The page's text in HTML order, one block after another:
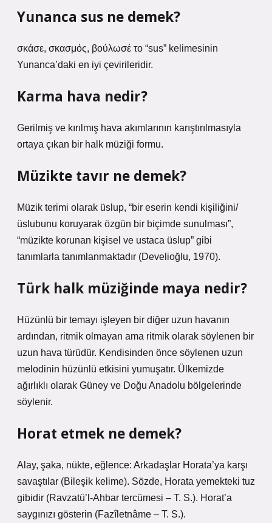
Yunanca sus ne demek?
σκάσε, σκασμός, βούλωσέ το “sus” kelimesinin
Yunanca’daki en iyi çevirileridir.
Karma hava nedir?
Gerilmiş ve kırılmış hava akımlarının karıştırılmasıyla
ortaya çıkan bir halk müziği formu.
Müzikte tavır ne demek?
Müzik terimi olarak üslup, “bir eserin kendi kişiliğini/
üslubunu koruyarak özgün bir biçimde sunulması”,
“müzikte korunan kişisel ve ustaca üslup” gibi
tanımlarla tanımlanmaktadır (Develioğlu, 1970).
Türk halk müziğinde maya nedir?
Hüzünlü bir temayı işleyen bir diğer uzun havanın
ardından, ritmik olmayan ama ritmik olarak söylenen bir
uzun hava türüdür. Kendisinden önce söylenen uzun
melodinin hüzünlü etkisini yumuşatır. Ülkemizde
ağırlıklı olarak Güney ve Doğu Anadolu bölgelerinde
söylenir.
Horat etmek ne demek?
Alay, şaka, nükte, eğlence: Arkadaşlar Horata’ya karşı
savaştılar (Bileşik kelime). Sözde, Horata yemekteki tuz
gibidir (Ravzatü’l-Ahbar tercümesi – T. S.). Horat’a
saygınızı gösterin (Fazîletnâme – T. S.).